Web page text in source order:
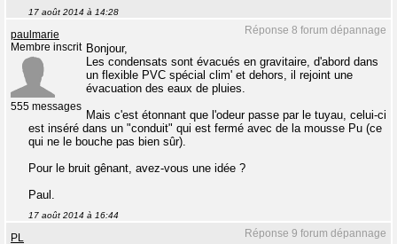
17 août 2014 à 14:28
Réponse 8 forum dépannage
paulmarie
Membre inscrit
555 messages
Bonjour,
Les condensats sont évacués en gravitaire, d'abord dans
un flexible PVC spécial clim' et dehors, il rejoint une
évacuation des eaux de pluies.
Mais c'est étonnant que l'odeur passe par le tuyau, celui-ci
est inséré dans un "conduit" qui est fermé avec de la mousse Pu (ce
qui ne le bouche pas bien sûr).
Pour le bruit gênant, avez-vous une idée ?
Paul.
17 août 2014 à 16:44
Réponse 9 forum dépannage
PL